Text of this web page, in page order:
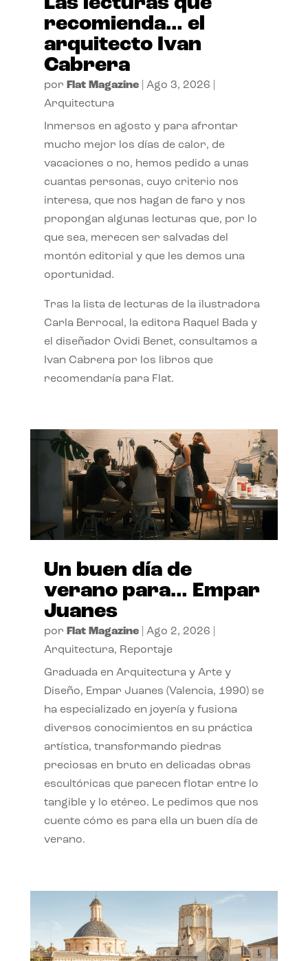
recomienda… el
arquitecto Ivan
Cabrera
por Flat Magazine| Ago 3, 2026
Arquitectura
Inmersos en agosto y para afrontar
mucho mejor los días de calor, de
vacaciones o no, hemos pedido a unas
cuantas personas, cuyo criterio nos
interesa, que nos hagan de faro y nos
propongan algunas lecturas que, por lo
que sea, merecen ser salvadas del
montón editorial y que les demos una
oportunidad.
Tras la lista de lecturas de la ilustradora
Carla Berrocal, la editora Raquel Bada y
el diseñador Ovidi Benet, consultamos a
Ivan Cabrera por los libros que
recomendaría para Flat.
Un buen día de
verano para… Empar
Juanes
por Flat Magazine| Ago 2, 2026
Arquitectura, Reportaje
Graduada en Arquitectura y Arte y
Diseño, Empar Juanes (Valencia, 1990) se
ha especializado en joyería y fusiona
diversos conocimientos en su práctica
artística, transformando piedras
preciosas en bruto en delicadas obras
escultóricas que parecen flotar entre lo
tangible y lo etéreo. Le pedimos que nos
cuente cómo es para ella un buen día de
verano.